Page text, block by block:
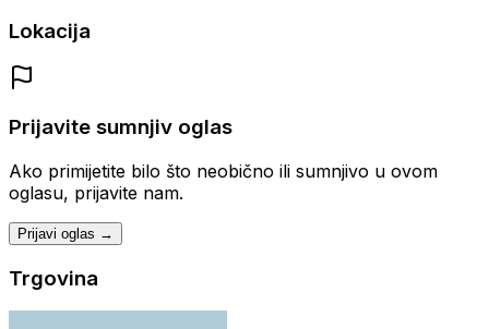
Lokacija
Prijavite sumnjiv oglas
Ako primijetite bilo što neobično ili sumnjivo u ovom
oglasu, prijavite nam.
Prijavi oglas →
Trgovina